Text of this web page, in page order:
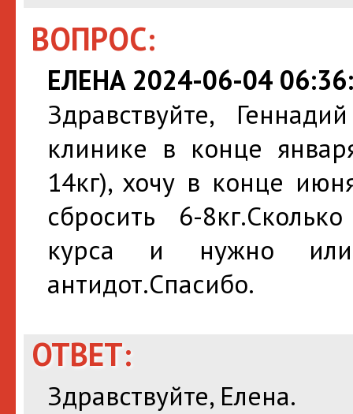
ВОПРОС:
ЕЛЕНА 2024-06-04
Здравствуйте,
клинике в конце
14кг), хочу в конце
сбросить 6-
курса и нужно или
антидот.Спасибо.
ОТВЕТ:
Здравствуйте, Елена.